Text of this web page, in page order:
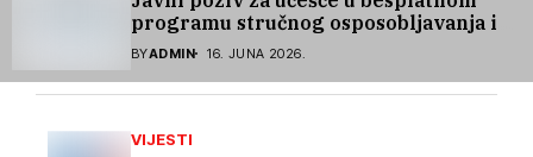
programu stručnog osposobljavanja i
podrške pri zapošljavanju
BYADMIN 16. JUNA 2026.
VIJESTI